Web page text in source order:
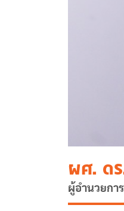
ผศ. ด
ผู้อำนวยกา